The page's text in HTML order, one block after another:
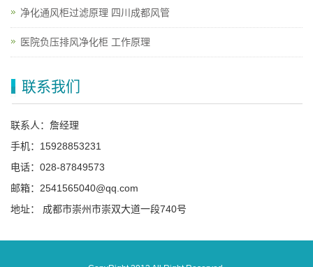
净化通风柜过滤原理 四川成都风管
医院负压排风净化柜 工作原理
联系我们
联系人：詹经理
手机：15928853231
电话：028-87849573
邮箱：2541565040@qq.com
地址： 成都市崇州市崇双大道一段740号